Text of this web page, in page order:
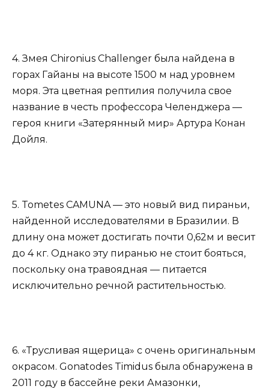
4. Змея Chironius Challenger была найдена в
горах Гайаны на высоте 1500 м над уровнем
моря. Эта цветная рептилия получила свое
название в честь профессора Челенджера —
героя книги «Затерянный мир» Артура Конан
Дойля.
5. Tometes CAMUNA — это новый вид пираньи,
найденной исследователями в Бразилии. В
длину она может достигать почти 0,62м и весит
до 4 кг. Однако эту пиранью не стоит бояться,
поскольку она травоядная — питается
исключительно речной растительностью.
6. «Трусливая ящерица» с очень оригинальным
окрасом. Gonatodes Timidus была обнаружена в
2011 году в бассейне реки Амазонки,